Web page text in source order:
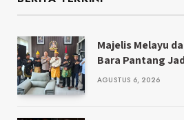
Majelis Melayu
Bara Pantang
AGUSTUS 6, 2026